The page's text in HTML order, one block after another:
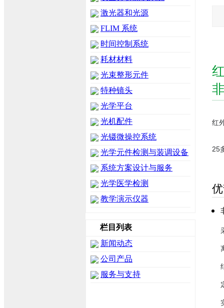
激光器和光源
FLIM 系统
时间控制系统
耗材材料
光束整形元件
特种镜头
光学平台
光机配件
光镊微操控系统
光学元件检测与装调设备
系统方案设计与服务
光学医学检测
教学演示仪器
栏目列表
新闻动态
公司产品
服务与支持
红
25